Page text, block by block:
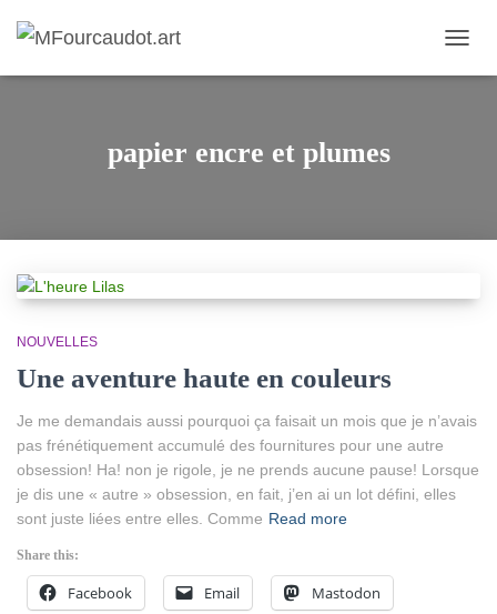
papier encre et plumes
NOUVELLES
Une aventure haute en couleurs
Je me demandais aussi pourquoi ça faisait un mois que je n’avais
pas frénétiquement accumulé des fournitures pour une autre
obsession! Ha! non je rigole, je ne prends aucune pause! Lorsque
je dis une « autre » obsession, en fait, j’en ai un lot défini, elles
sont juste liées entre elles. Comme Read more
Share this:
Facebook Email Mastodon